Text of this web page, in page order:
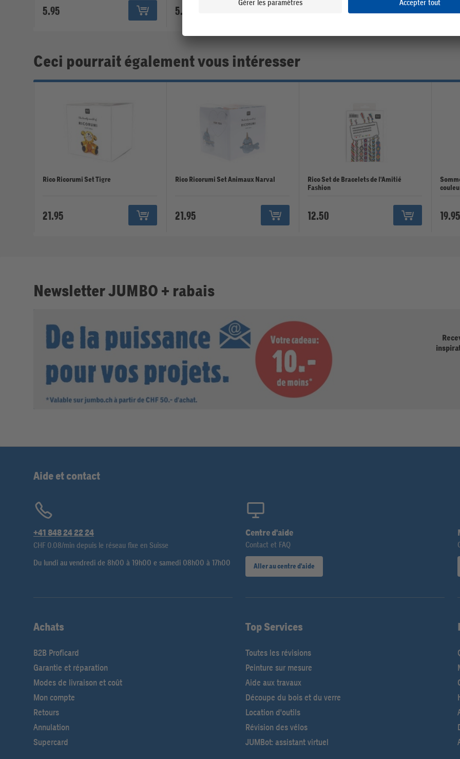
5.95 5.95 4.25
Ceci pourrait également vous intéresser
Rico Ricorumi Set Tigre
21.95
Rico Ricorumi Set Animaux Narval
21.95
Rico Set de Bracelets de l'Amitié
Fashion
12.50 19.95
Newsletter JUMBO + rabais
Aide et contact
+41 848 24 22 24
CHF 0.08/min depuis le réseau fixe en Suisse
Du lundi au vendredi de 8h00 à 19h00 e samedi 08h00 à 17h00
Centre d'aide
Contact et FAQ
Aller au centre d'aide
Achats
B2B Proficard
Garantie et réparation
Modes de livraison et coût
Mon compte
Retours
Annulation
Supercard
Top Services
Toutes les révisions
Peinture sur mesure
Aide aux travaux
Découpe du bois et du verre
Location d'outils
Révision des vélos
JUMBot: assistant virtuel